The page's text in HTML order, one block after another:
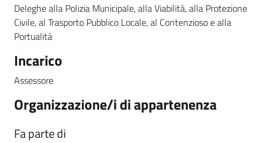
Deleghe alla Polizia Municipale, alla Viabilità, alla Protezione
Civile, al Trasporto Pubblico Locale, al Contenzioso e alla
Portualità
Incarico
Assessore
Organizzazione/i di appartenenza
Fa parte di